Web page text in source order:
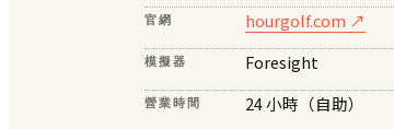
官網 hourgolf.com ↗
模擬器 Foresight
營業時間 24 小時（自助）